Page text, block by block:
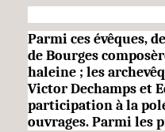
Parmi ces évêques,
de Bourges
haleine ; les
Victor Dechamps et
participation à la
ouvrages. Parmi les